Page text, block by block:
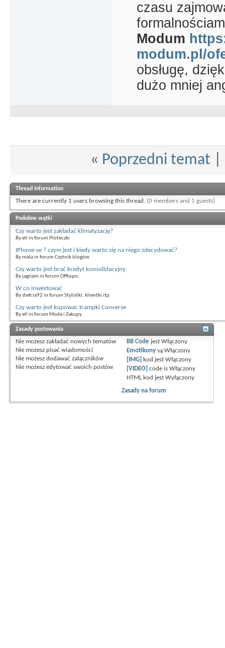
czasu
Modum
modum.pl/
obsługę,
dużo mniej
« Poprzedni temat
Thread Information
There are currently 1 users browsing this thread. (0 members and 1 guests)
Podobne wątki
Czy warto jest zakładać klimatyzację?
By ell in forum Ploteczki
IPhone-se ? czym jest i kiedy warto się na niego zdecydować?
By mala in forum Czytnik blogów
Czy warto jest brać kredyt konsolidacyjny
By jagnam in forum Offtopic
W co inwestować
By stefcia92 in forum Stylistki, klientki itp
Czy warto jest kupowac trampki Converse
By ell in forum Moda i Zakupy
Zasady postowania
Nie możesz zakładać nowych tematów
Nie możesz pisać wiadomości
Nie możesz dodawać załączników
Nie możesz edytować swoich postów
BB Code jestWłączony
Emotikony sąWłączony
[IMG]
kod jestWłączony
[VIDEO] code isWłączony
HTML kod jestWyłączony
Zasady na forum